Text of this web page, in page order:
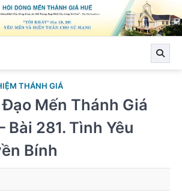
THÁNH GIÁ
Mến Thánh Giá
Bài 281. Tình Yêu
Bính